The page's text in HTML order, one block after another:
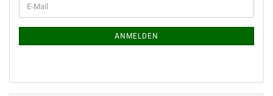
ZUR
E-
Mail
ANMELDEN